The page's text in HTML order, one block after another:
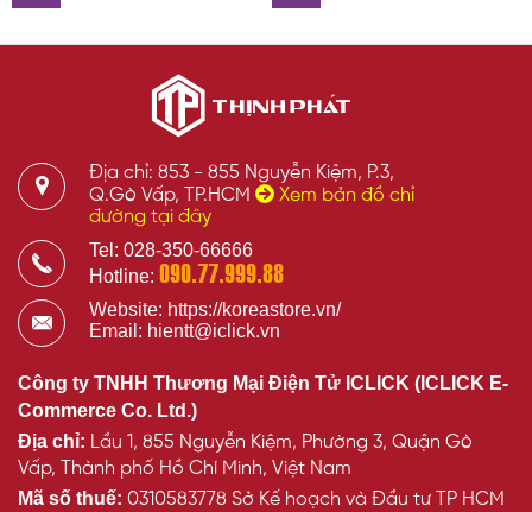
Địa chỉ: 853 - 855 Nguyễn Kiệm, P.3,
Q.Gò Vấp, TP.HCM
Xem bản đồ chỉ
đường tại đây
Tel: 028-350-66666
Hotline: 090.77.999.88
Website: https://koreastore.vn/
Email: hientt@iclick.vn
Công ty TNHH Thương Mại Điện Tử ICLICK (ICLICK E-
Commerce Co. Ltd.)
Địa chỉ: Lầu 1, 855 Nguyễn Kiệm, Phường 3, Quận Gò
Vấp, Thành phố Hồ Chí Minh, Việt Nam
Mã số thuế: 0310583778 Sở Kế hoạch và Đầu tư TP HCM